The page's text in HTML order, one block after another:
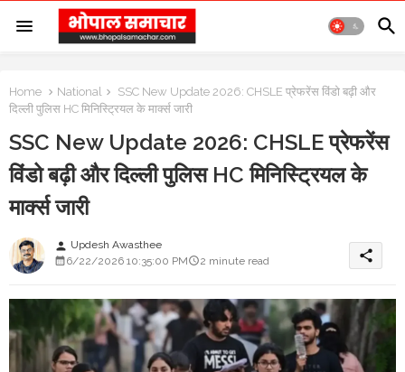
Home National
SSC New Update 2026: CHSLE प्रेफरेंस विंडो बढ़ी और
दिल्ली पुलिस HC मिनिस्ट्रियल के मार्क्स जारी
SSC New Update 2026: CHSLE प्रेफरेंस
विंडो बढ़ी और दिल्ली पुलिस HC मिनिस्ट्रियल के
मार्क्स जारी
person Updesh Awasthee
6/22/2026 10:35:00 PM
2 minute read share